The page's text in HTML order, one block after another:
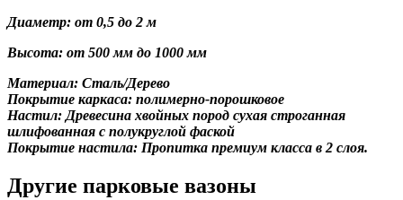
Диаметр: от 0,5 до 2 м
Высота: от 500 мм до 1000 мм
Материал: Сталь/Дерево
Покрытие каркаса: полимерно-порошковое
Настил: Древесина хвойных пород сухая строганная
шлифованная с полукруглой фаской
Покрытие настила: Пропитка премиум класса в 2 слоя.
Другие парковые вазоны